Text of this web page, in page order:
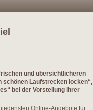
und übersichtlicheren
schönen Laufstrecken locken“,
bei der Vorstellung ihrer
Online-Angebote für